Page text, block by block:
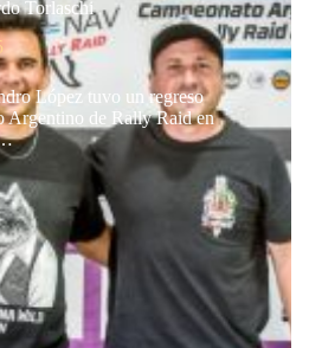
Torlaschi
López tuvo un regreso
Argentino de Rally Raid en